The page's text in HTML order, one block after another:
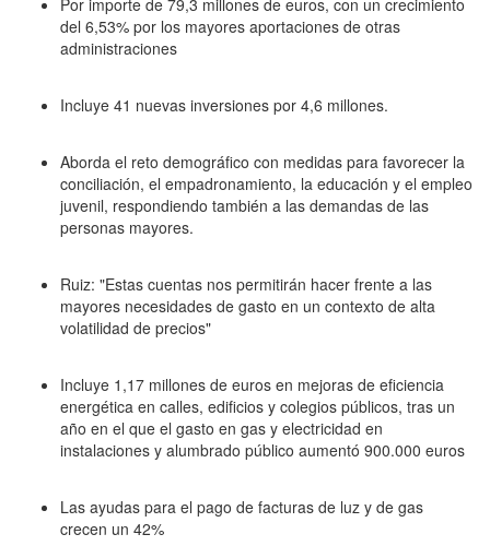
del 6,53% por los mayores aportaciones de otras
administraciones
Incluye 41 nuevas inversiones por 4,6 millones.
Aborda el reto demográfico con medidas para favorecer la
conciliación, el empadronamiento, la educación y el empleo
juvenil, respondiendo también a las demandas de las
personas mayores.
Ruiz: "Estas cuentas nos permitirán hacer frente a las
mayores necesidades de gasto en un contexto de alta
volatilidad de precios"
Incluye 1,17 millones de euros en mejoras de eficiencia
energética en calles, edificios y colegios públicos, tras un
año en el que el gasto en gas y electricidad en
instalaciones y alumbrado público aumentó 900.000 euros
Las ayudas para el pago de facturas de luz y de gas
crecen un 42%